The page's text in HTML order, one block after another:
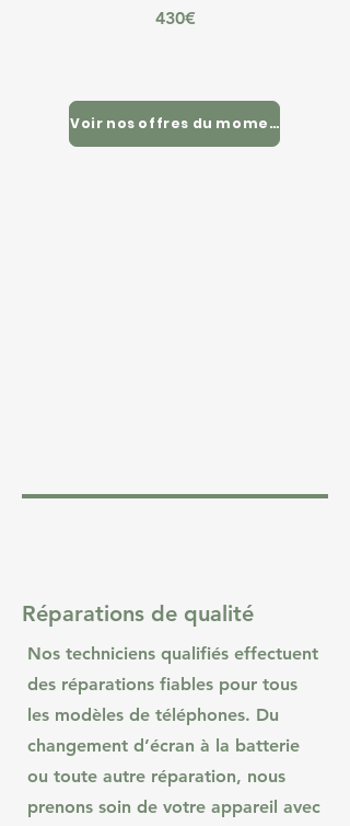
430€
Voir nos offres du moment
Réparations de qualité
Nos techniciens qualifiés effectuent
des réparations fiables pour tous
les modèles de téléphones. Du
changement d’écran à la batterie
ou toute autre réparation, nous
prenons soin de votre appareil avec